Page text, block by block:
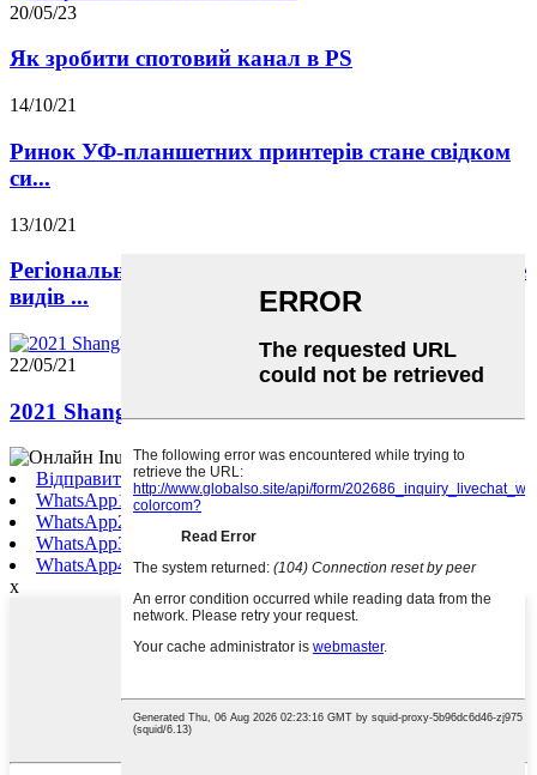
20/05/23
Як зробити спотовий канал в PS
14/10/21
Ринок УФ-планшетних принтерів стане свідком
си...
13/10/21
Регіональне постачання, щоб забезпечити більше
видів ...
22/05/21
2021 Shanghai AD&Sign Show незабаром
Відправити лист
WhatsApp1
WhatsApp2
WhatsApp3
WhatsApp4
x